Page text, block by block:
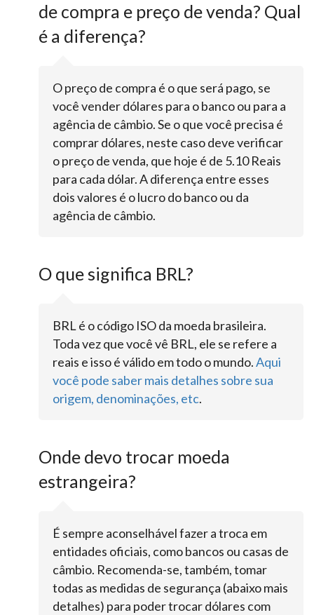
de compra e preço de venda? Qual
é a diferença?
O preço de compra é o que será pago, se
você vender dólares para o banco ou para a
agência de câmbio. Se o que você precisa é
comprar dólares, neste caso deve verificar
o preço de venda, que hoje é de 5.10 Reais
para cada dólar. A diferença entre esses
dois valores é o lucro do banco ou da
agência de câmbio.
O que significa BRL?
BRL é o código ISO da moeda brasileira.
Toda vez que você vê BRL, ele se refere a
reais e isso é válido em todo o mundo.Aqui
você pode saber mais detalhes sobre sua
origem, denominações, etc.
Onde devo trocar moeda
estrangeira?
É sempre aconselhável fazer a troca em
entidades oficiais, como bancos ou casas de
câmbio. Recomenda-se, também, tomar
todas as medidas de segurança (abaixo mais
detalhes) para poder trocar dólares com